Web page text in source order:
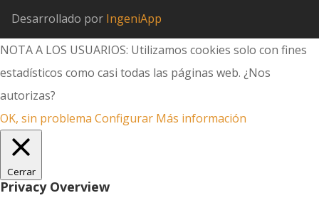
Desarrollado por IngeniApp
NOTA A LOS USUARIOS: Utilizamos cookies solo con fines
estadísticos como casi todas las páginas web. ¿Nos
autorizas?
OK, sin problema Configurar Más información
Cerrar
Privacy Overview